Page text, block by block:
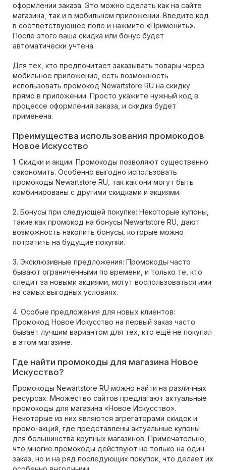
оформлении заказа. Это можно сделать как на сайте
магазина, так и в мобильном приложении. Введите код
в соответствующее поле и нажмите «Применить».
После этого ваша скидка или бонус будет
автоматически учтена.
Для тех, кто предпочитает заказывать товары через
мобильное приложение, есть возможность
использовать промокод Newartstore RU на скидку
прямо в приложении. Просто укажите нужный код в
процессе оформления заказа, и скидка будет
применена.
Преимущества использования промокодов
Новое Искусство
1. Скидки и акции: Промокоды позволяют существенно
сэкономить. Особенно выгодно использовать
промокоды Newartstore RU, так как они могут быть
комбинированы с другими скидками и акциями.
2. Бонусы при следующей покупке: Некоторые купоны,
такие как промокод на бонусы Newartstore RU, дают
возможность накопить бонусы, которые можно
потратить на будущие покупки.
3. Эксклюзивные предложения: Промокоды часто
бывают ограниченными по времени, и только те, кто
следит за новыми акциями, могут воспользоваться ими
на самых выгодных условиях.
4. Особые предложения для новых клиентов:
Промокод Новое Искусство на первый заказ часто
бывает лучшим вариантом для тех, кто ещё не покупал
в этом магазине.
Где найти промокоды для магазина Новое
Искусство?
Промокоды Newartstore RU можно найти на различных
ресурсах. Множество сайтов предлагают актуальные
промокоды для магазина «Новое Искусство».
Некоторые из них являются агрегаторами скидок и
промо-акций, где представлены актуальные купоны
для большинства крупных магазинов. Примечательно,
что многие промокоды действуют не только на один
заказ, но и на ряд последующих покупок, что делает их